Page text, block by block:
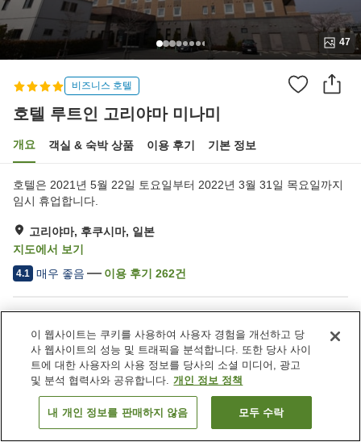
47
비즈니스 호텔
호텔 루트인 고리야마 미나미
개요 객실 & 숙박 상품 이용 후기 기본 정보
호텔은 2021년 5월 22일 토요일부터 2022년 3월 31일 목요일까지
임시 휴업합니다.
고리야마, 후쿠시마, 일본
지도에서 보기
4.1 매우 좋음 이용 후기 262건
주차장
스파 / 미용실
레스토랑
자동판매기
객실 보기
이 웹사이트는 쿠키를 사용하여 사용자 경험을 개선하고 당
사 웹사이트의 성능 및 트래픽을 분석합니다. 또한 당사 사이
트에 대한 사용자의 사용 정보를 당사의 소셜 미디어, 광고
및 분석 협력사와 공유합니다. 개인 정보 정책
내 개인 정보를 판매하지 않음 모두 수락